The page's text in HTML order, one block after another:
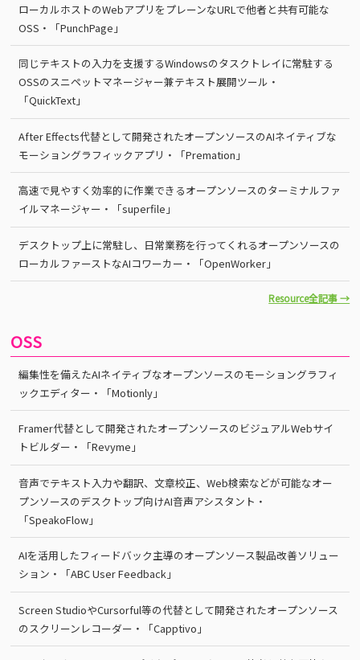
ローカルホストのWebアプリをプレーンなURLで他者と共有可能な
OSS・「PunchPage」
同じテキストの入力を支援するWindowsのタスクトレイに常駐する
OSSのスニペットマネージャー兼テキスト展開ツール・
「QuickText」
After Effects代替として開発されたオープンソースのAIネイティブな
モーショングラフィックアプリ・「Premation」
高速で見やすく効率的に作業できるオープンソースのターミナルファ
イルマネージャー・「superfile」
デスクトップ上に常駐し、日常業務を行ってくれるオープンソースの
ローカルファーストなAIコワーカー・「OpenWorker」
Resource全記事 →
OSS
編集性を備えたAIネイティブなオープンソースのモーショングラフィ
ックエディター・「Motionly」
Framer代替として開発されたオープンソースのビジュアルWebサイ
トビルダー・「Revyme」
音声でテキスト入力や翻訳、文章校正、Web検索などが可能なオー
プンソースのデスクトップ向けAI音声アシスタント・
「SpeakoFlow」
AIを活用したフィードバック主導のオープンソース製品改善ソリュー
ション・「ABC User Feedback」
Screen StudioやCursorful等の代替として開発されたオープンソース
のスクリーンレコーダー・「Capptivo」